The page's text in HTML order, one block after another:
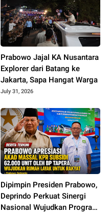
Prabowo Jajal KA Nusantara
Explorer dari Batang ke
Jakarta, Sapa Hangat Warga
July 31, 2026
Dipimpin Presiden Prabowo,
Deprindo Perkuat Sinergi
Nasional Wujudkan Program